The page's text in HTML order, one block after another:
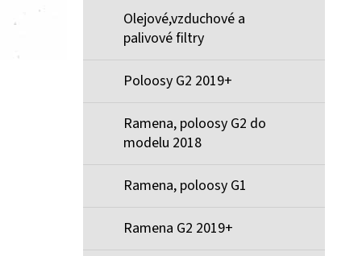
Olejové,vzduchové a
palivové filtry
Poloosy G2 2019+
Ramena, poloosy G2 do
modelu 2018
Ramena, poloosy G1
Ramena G2 2019+